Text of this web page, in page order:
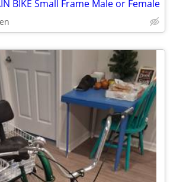
BIKE Small Frame Male or Female